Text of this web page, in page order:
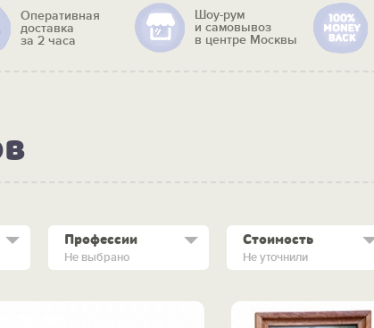
Оперативная
доставка
за 2 часа
Шоу-рум
и самовывоз
в центре Москвы
Профессии
Не выбрано
Стоимость
Не уточнили